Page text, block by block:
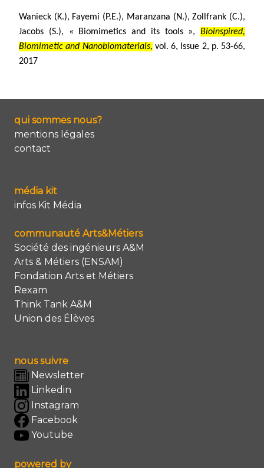
Wanieck (K.), Fayemi (P.E.), Maranzana (N.), Zollfrank (C.),
Jacobs (S.), « Biomimetics and its tools », Bioinspired,
Biomimetic and Nanobiomaterials, vol. 6, Issue 2, p. 53-66,
2017
qui sommes nous?
mentions légales
contact
média kit
infos Kit Média
communauté Arts&Métiers
Société des ingénieurs A&M
Arts & Métiers (ENSAM)
Fondation Arts et Métiers
Rexam
Think Tank A&M
Union des Élèves
nous suivre
Newsletter
Linkedin
Instagram
Facebook
Youtube
powered by